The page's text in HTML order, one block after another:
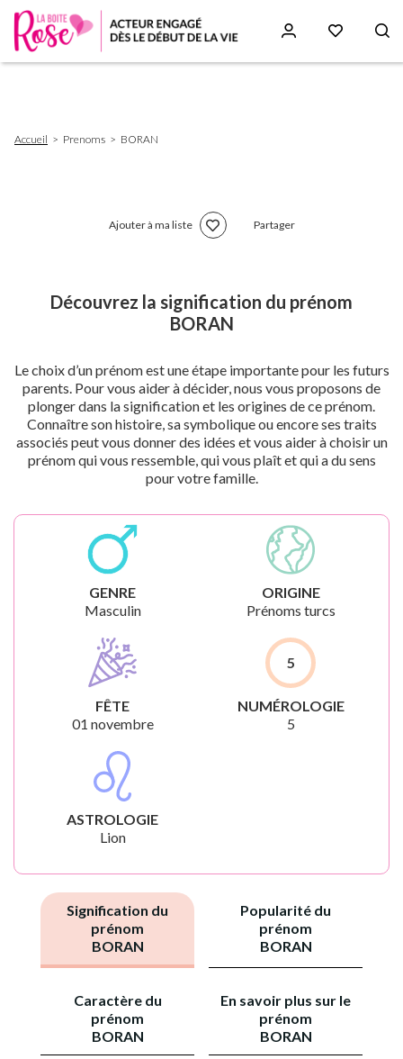
d'Ariane
Accueil Prenoms BORAN
Ajouter à ma liste Partager
Découvrez la signification du prénom
BORAN
Le choix d’un prénom est une étape importante pour les futurs
parents. Pour vous aider à décider, nous vous proposons de
plonger dans la signification et les origines de ce prénom.
Connaître son histoire, sa symbolique ou encore ses traits
associés peut vous donner des idées et vous aider à choisir un
prénom qui vous ressemble, qui vous plaît et qui a du sens
pour votre famille.
GENRE
Masculin
ORIGINE
Prénoms turcs
FÊTE
01 novembre
5
NUMÉROLOGIE
5
ASTROLOGIE
Lion
Signification du
prénom
BORAN
Popularité du
prénom
BORAN
Caractère du
prénom
BORAN
En savoir plus sur le
prénom
BORAN